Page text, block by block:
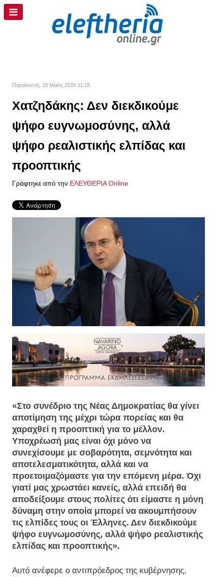
Παρασκευή, 15 Μαϊος 2026 11:15
Χατζηδάκης: Δεν διεκδικούμε
ψήφο ευγνωμοσύνης, αλλά
ψήφο ρεαλιστικής ελπίδας και
προοπτικής
Γράφτηκε από την ΕΛΕΥΘΕΡΙΑ Online
«Στο συνέδριο της Νέας Δημοκρατίας θα γίνει
αποτίμηση της μέχρι τώρα πορείας και θα
χαραχθεί η προοπτική για το μέλλον.
Υποχρέωσή μας είναι όχι μόνο να
συνεχίσουμε με σοβαρότητα, σεμνότητα και
αποτελεσματικότητα, αλλά και να
προετοιμαζόμαστε για την επόμενη μέρα. Όχι
γιατί μας χρωστάει κανείς, αλλά επειδή θα
αποδείξουμε στους πολίτες ότι είμαστε η μόνη
δύναμη στην οποία μπορεί να ακουμπήσουν
τις ελπίδες τους οι Έλληνες. Δεν διεκδικούμε
ψήφο ευγνωμοσύνης, αλλά ψήφο ρεαλιστικής
ελπίδας και προοπτικής».
Αυτό ανέφερε ο αντιπρόεδρος της κυβέρνησης,